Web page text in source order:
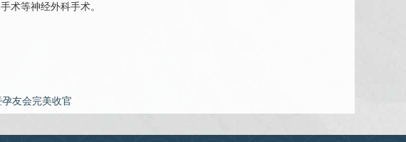
术等神经外科手术。
友会完美收官